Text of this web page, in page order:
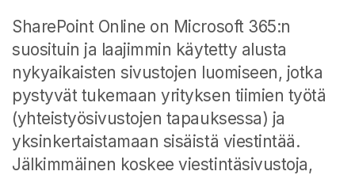
SharePoint Online on Microsoft 365:n
suosituin ja laajimmin käytetty alusta
nykyaikaisten sivustojen luomiseen, jotka
pystyvät tukemaan yrityksen tiimien työtä
(yhteistyösivustojen tapauksessa) ja
yksinkertaistamaan sisäistä viestintää.
Jälkimmäinen koskee viestintäsivustoja,